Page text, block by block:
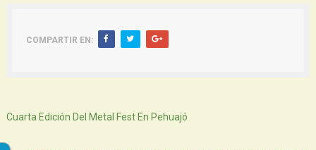
COMPARTIR EN:
Cuarta Edición Del Metal Fest En Pehuajó